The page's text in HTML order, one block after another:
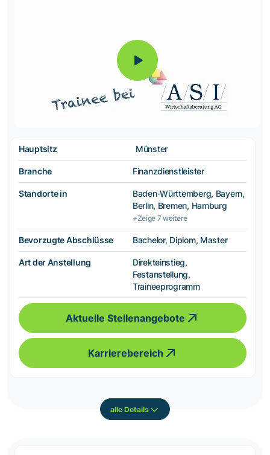
Hauptsitz Münster
Branche Finanzdienstleister
Standorte in
Baden-Württemberg, Bayern,
Berlin, Bremen, Hamburg
+Zeige 7 weitere
Bevorzugte Abschlüsse Bachelor, Diplom, Master
Art der Anstellung
Direkteinstieg,
Festanstellung,
Traineeprogramm
Aktuelle Stellenangebote
Karrierebereich
alle Details